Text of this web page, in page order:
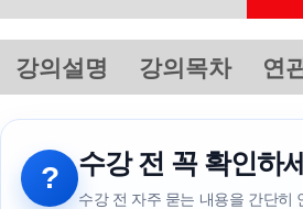
강의설명 강의목차 연
? 수강 전 꼭 확인하
수강 전 자주 묻는 내용을 간단히